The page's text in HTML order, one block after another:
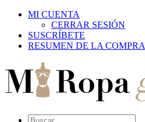
MI CUENTA
CERRAR SESIÓN
SUSCRÍBETE
RESUMEN DE LA COMPRA